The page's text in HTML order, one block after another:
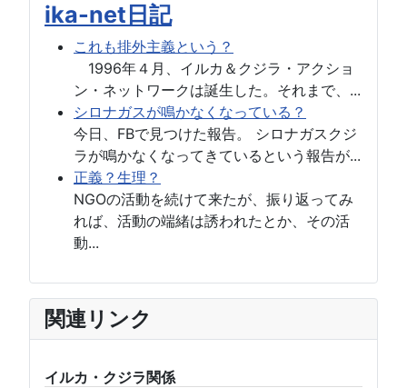
ika-net日記
これも排外主義という？
1996年４月、イルカ＆クジラ・アクショ
ン・ネットワークは誕生した。それまで、...
シロナガスが鳴かなくなっている？
今日、FBで見つけた報告。 シロナガスクジ
ラが鳴かなくなってきているという報告が...
正義？生理？
NGOの活動を続けて来たが、振り返ってみ
れば、活動の端緒は誘われたとか、その活
動...
関連リンク
イルカ・クジラ関係